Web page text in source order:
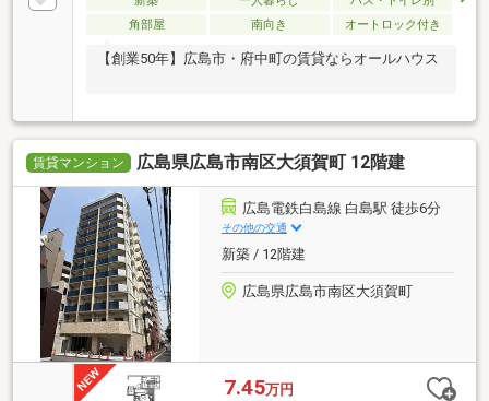
角部屋
南向き オートロック付き
【創業50年】広島市・府中町の賃貸ならオールハウス
賃貸マンション 広島県広島市南区大須賀町 12階建
広島電鉄白島線 白島駅 徒歩6分
その他の交通
新築 / 12階建
広島県広島市南区大須賀町
7.45万円